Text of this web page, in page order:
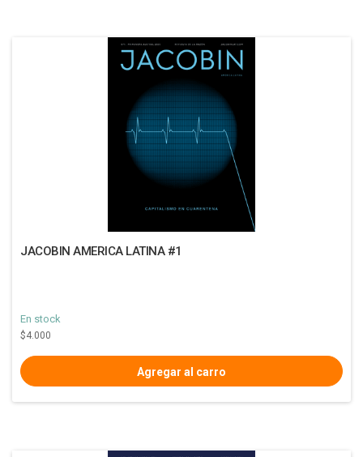
JACOBIN AMERICA LATINA #1
En stock
$4.000